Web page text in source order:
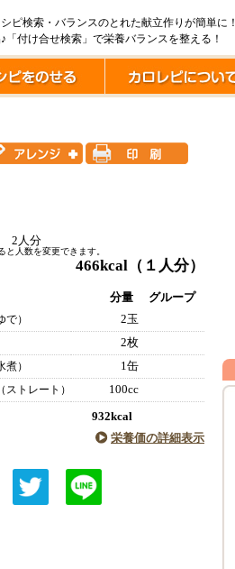
ピ検索・バランスのとれた献立作りが簡単に！
「付け合せ検索」で栄養バランスを整える！
2人分
と人数を変更できます。
466kcal （１人分）
分量 グループ
で） 2玉
2枚
煮） 1缶
ストレート） 100cc
932kcal
栄養価の詳細表示